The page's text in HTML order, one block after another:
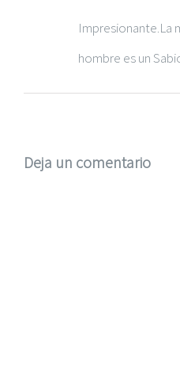
Impresionante.La
hombre es un
Deja un comentario